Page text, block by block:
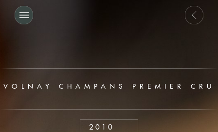
VOLNAY CHAMPANS PREMIER CRU
2010